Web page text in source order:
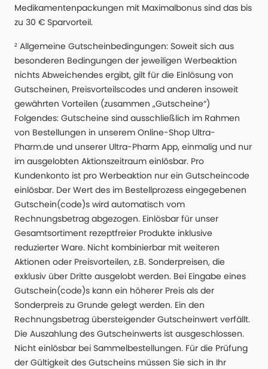
Medikamentenpackungen mit Maximalbonus sind das bis
zu 30 € Sparvorteil.
² Allgemeine Gutscheinbedingungen: Soweit sich aus
besonderen Bedingungen der jeweiligen Werbeaktion
nichts Abweichendes ergibt, gilt für die Einlösung von
Gutscheinen, Preisvorteilscodes und anderen insoweit
gewährten Vorteilen (zusammen „Gutscheine“)
Folgendes: Gutscheine sind ausschließlich im Rahmen
von Bestellungen in unserem Online-Shop Ultra-
Pharm.de und unserer Ultra-Pharm App, einmalig und nur
im ausgelobten Aktionszeitraum einlösbar. Pro
Kundenkonto ist pro Werbeaktion nur ein Gutscheincode
einlösbar. Der Wert des im Bestellprozess eingegebenen
Gutschein(code)s wird automatisch vom
Rechnungsbetrag abgezogen. Einlösbar für unser
Gesamtsortiment rezeptfreier Produkte inklusive
reduzierter Ware. Nicht kombinierbar mit weiteren
Aktionen oder Preisvorteilen, z.B. Sonderpreisen, die
exklusiv über Dritte ausgelobt werden. Bei Eingabe eines
Gutschein(code)s kann ein höherer Preis als der
Sonderpreis zu Grunde gelegt werden. Ein den
Rechnungsbetrag übersteigender Gutscheinwert verfällt.
Die Auszahlung des Gutscheinwerts ist ausgeschlossen.
Nicht einlösbar bei Sammelbestellungen. Für die Prüfung
der Gültigkeit des Gutscheins müssen Sie sich in Ihr